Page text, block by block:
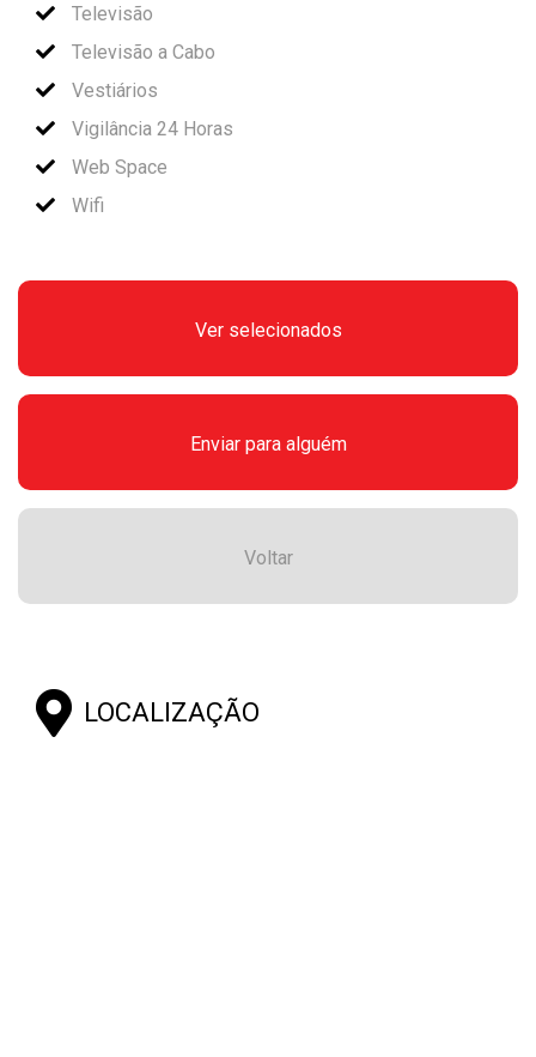
Televisão
Televisão a Cabo
Vestiários
Vigilância 24 Horas
Web Space
Wifi
Ver selecionados
Enviar para alguém
Voltar
LOCALIZAÇÃO